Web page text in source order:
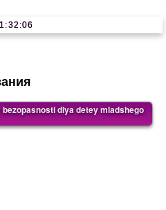
dlya detey mladshego